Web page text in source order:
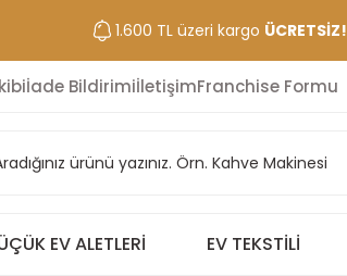
1.600 TL üzeri kargo ÜCRETSİZ!
İade BildirimiİletişimFranchise Formu
EV ALETLERI EV TEKSTILI